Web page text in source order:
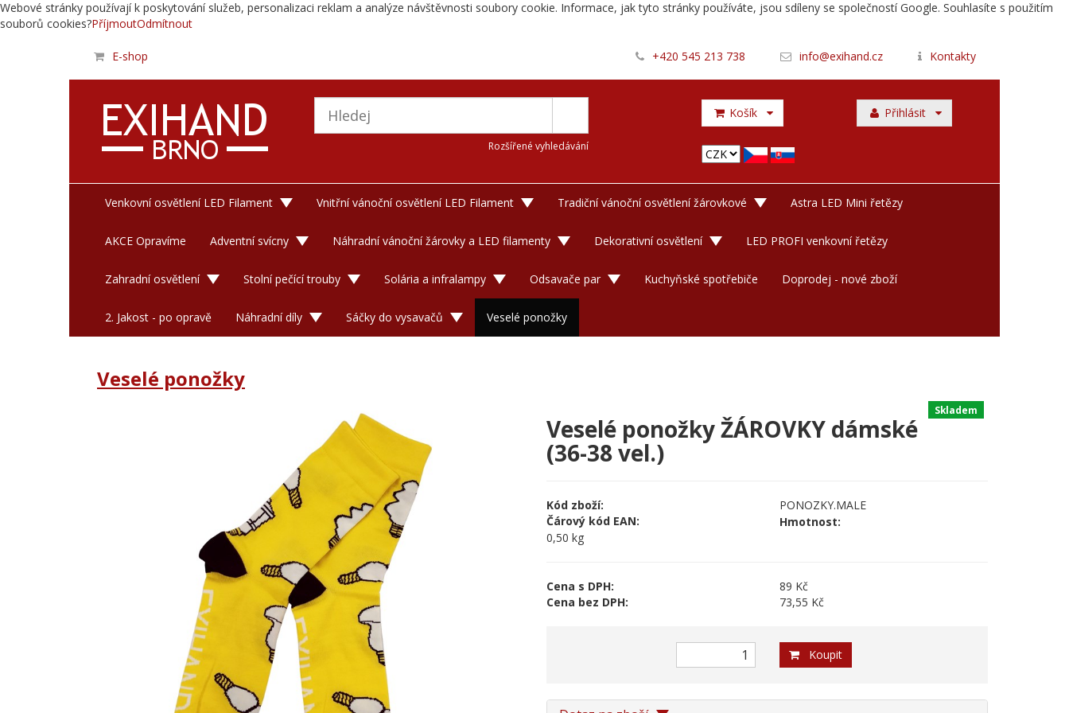
Webové stránky používají k poskytování služeb, personalizaci reklam a analýze návštěvnosti soubory cookie. Informace, jak tyto stránky používáte, jsou sdíleny se společností Google. Souhlasíte s použitím
souborů cookies?PříjmoutOdmítnout
E-shop +420 545 213 738 info@exihand.cz Kontakty
Rozšířené vyhledávání
Košík Přihlásit
Venkovní osvětlení LED Filament Vnitřní vánoční osvětlení LED Filament Tradiční vánoční osvětlení žárovkové Astra LED Mini řetězy
AKCE Opravíme Adventní svícny Náhradní vánoční žárovky a LED filamenty Dekorativní osvětlení LED PROFI venkovní řetězy
Zahradní osvětlení Stolní pečící trouby Solária a infralampy Odsavače par Kuchyňské spotřebiče Doprodej - nové zboží
2. Jakost - po opravě Náhradní díly Sáčky do vysavačů Veselé ponožky
Veselé ponožky
Skladem
Veselé ponožky ŽÁROVKY dámské
(36-38 vel.)
Kód zboží:
PONOZKY.MALE
Čárový kód EAN:
Hmotnost:
0,50 kg
Cena s DPH:
89 Kč
Cena bez DPH:
73,55 Kč
Koupit